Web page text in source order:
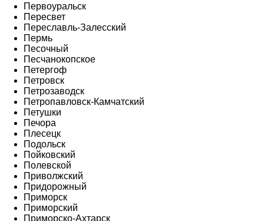
Первоуральск
Пересвет
Переславль-Залесский
Пермь
Песочный
Песчанокопское
Петергоф
Петровск
Петрозаводск
Петропавловск-Камчатский
Петушки
Печора
Плесецк
Подольск
Пойковский
Полевской
Приволжский
Придорожный
Приморск
Приморский
Приморско-Ахтарск